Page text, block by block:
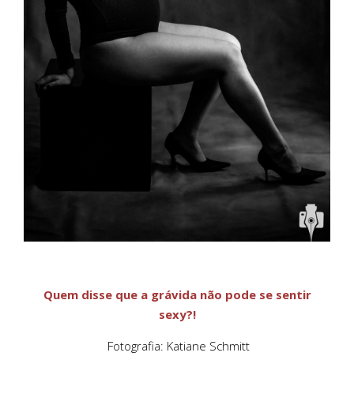
Quem disse que a grávida não pode se sentir
sexy?!
Fotografia: Katiane Schmitt